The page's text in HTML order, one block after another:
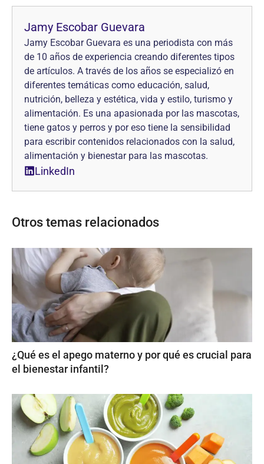
Jamy Escobar Guevara
Jamy Escobar Guevara es una periodista con más
de 10 años de experiencia creando diferentes tipos
de artículos. A través de los años se especializó en
diferentes temáticas como educación, salud,
nutrición, belleza y estética, vida y estilo, turismo y
alimentación. Es una apasionada por las mascotas,
tiene gatos y perros y por eso tiene la sensibilidad
para escribir contenidos relacionados con la salud,
alimentación y bienestar para las mascotas.
LinkedIn
Otros temas relacionados
¿Qué es el apego materno y por qué es crucial para
el bienestar infantil?